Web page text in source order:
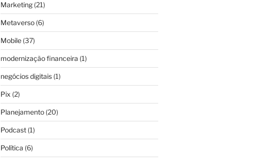
Marketing(21)
Metaverso(6)
Mobile(37)
modernização financeira (1)
negócios digitais(1)
Pix (2)
Planejamento(20)
Podcast(1)
Política (6)